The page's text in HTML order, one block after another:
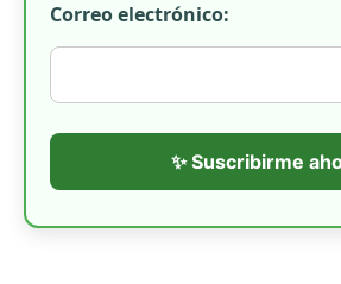
Correo electrónico:
✨ Suscribirme